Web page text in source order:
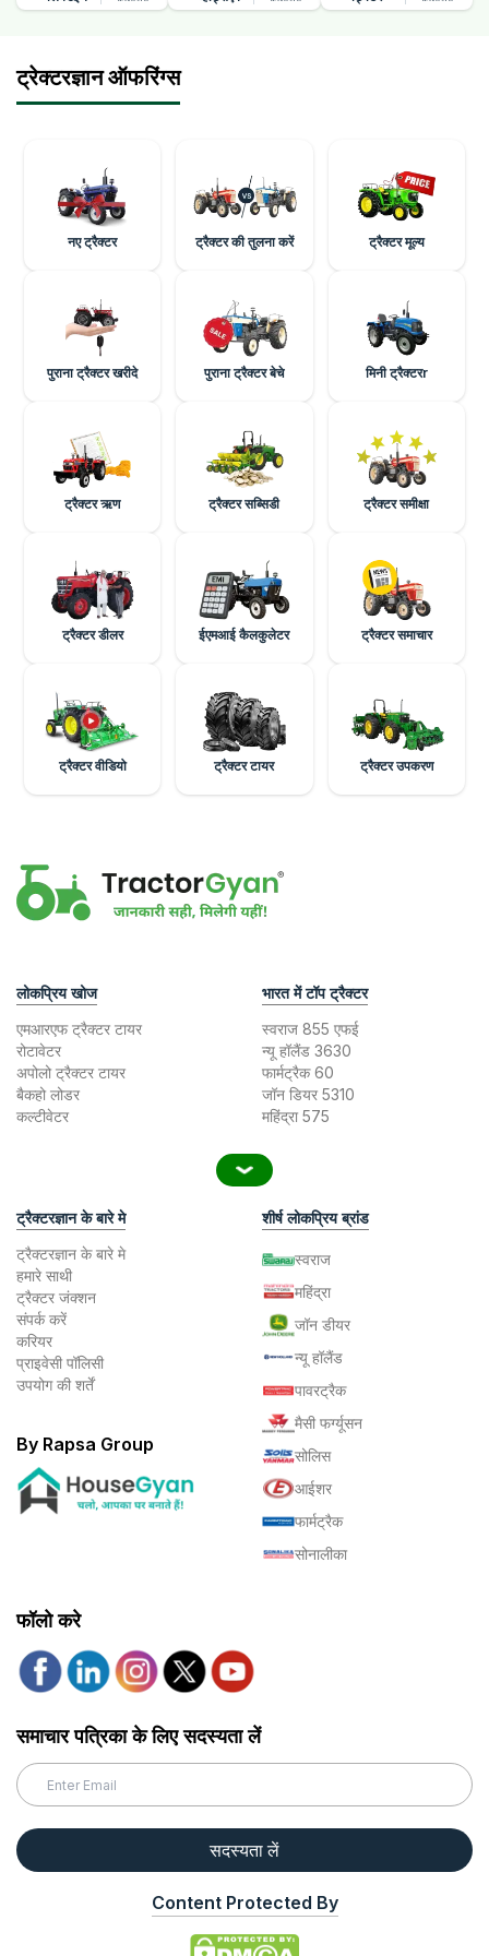
ट्रेक्टरज्ञान ऑफरिंग्स
नए ट्रैक्टर ट्रैक्टर की तुलना करें ट्रैक्टर मूल्य
पुराना ट्रैक्टर खरीदे पुराना ट्रैक्टर बेचे मिनी ट्रैक्टरr
ट्रैक्टर ऋण ट्रैक्टर सब्सिडी ट्रैक्टर समीक्षा
ट्रैक्टर डीलर ईएमआई कैलकुलेटर ट्रैक्टर समाचार
ट्रैक्टर वीडियो ट्रैक्टर टायर ट्रैक्टर उपकरण
लोकप्रिय खोज
एमआरएफ ट्रैक्टर टायर
रोटावेटर
अपोलो ट्रैक्टर टायर
बैकहो लोडर
कल्टीवेटर
भारत में टॉप ट्रैक्टर
स्वराज 855 एफई
न्यू हॉलैंड 3630
फार्मट्रैक 60
जॉन डियर 5310
महिंद्रा 575
ट्रैक्टरज्ञान के बारे मे
ट्रैक्टरज्ञान के बारे मे
हमारे साथी
ट्रैक्टर जंक्शन
संपर्क करें
करियर
प्राइवेसी पॉलिसी
उपयोग की शर्तें
By Rapsa Group
शीर्ष लोकप्रिय ब्रांड
स्वराज
महिंद्रा
जॉन डीयर
न्यू हॉलैंड
पावरट्रैक
मैसी फर्ग्यूसन
सोलिस
आईशर
फार्मट्रैक
सोनालीका
फॉलो करे
समाचार पत्रिका के लिए सदस्यता लें
सदस्यता लें
Content Protected By